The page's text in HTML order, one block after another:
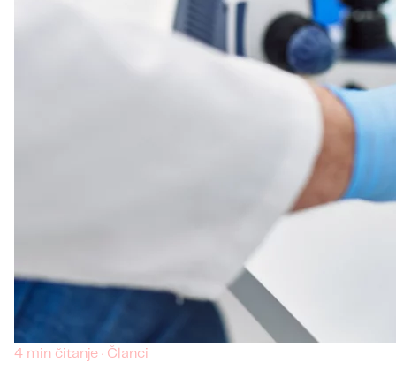
4 min čitanje · Članci